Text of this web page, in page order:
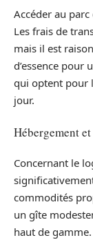
Accéder au
Les frais de
mais il est
d’essence pour
qui optent pour
jour.
Hébergement
Concernant le
commodités
un gîte
haut de